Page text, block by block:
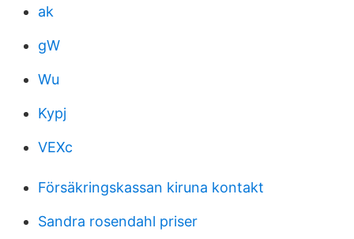
ak
gW
Wu
Kypj
VEXc
Försäkringskassan kiruna kontakt
Sandra rosendahl priser